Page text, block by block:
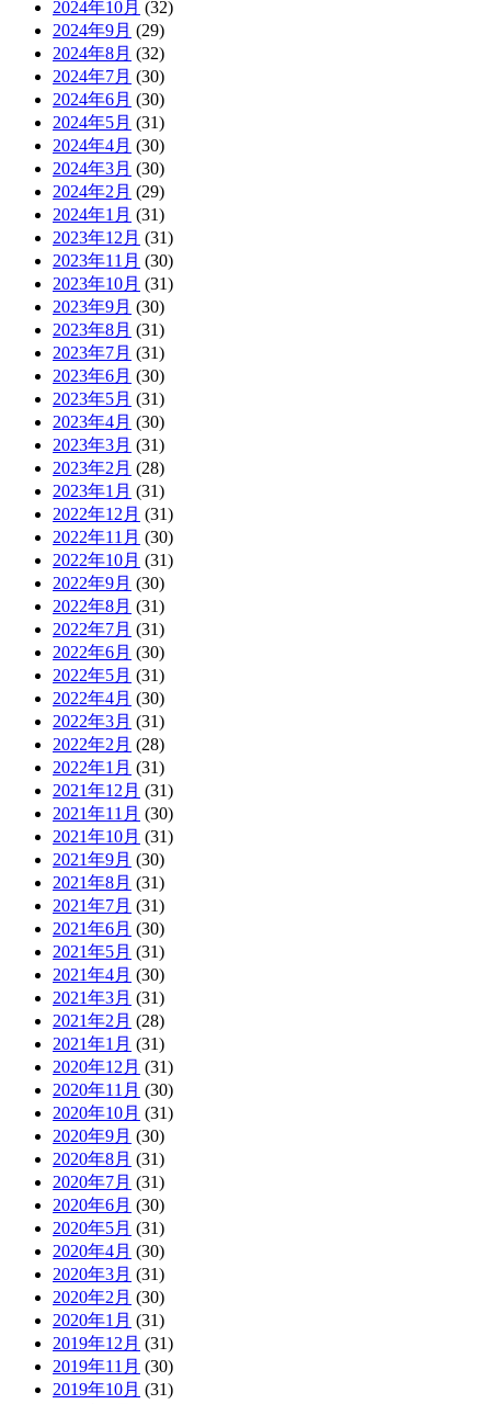
2024年10月 (32)
2024年9月 (29)
2024年8月 (32)
2024年7月 (30)
2024年6月 (30)
2024年5月 (31)
2024年4月 (30)
2024年3月 (30)
2024年2月 (29)
2024年1月 (31)
2023年12月 (31)
2023年11月 (30)
2023年10月 (31)
2023年9月 (30)
2023年8月 (31)
2023年7月 (31)
2023年6月 (30)
2023年5月 (31)
2023年4月 (30)
2023年3月 (31)
2023年2月 (28)
2023年1月 (31)
2022年12月 (31)
2022年11月 (30)
2022年10月 (31)
2022年9月 (30)
2022年8月 (31)
2022年7月 (31)
2022年6月 (30)
2022年5月 (31)
2022年4月 (30)
2022年3月 (31)
2022年2月 (28)
2022年1月 (31)
2021年12月 (31)
2021年11月 (30)
2021年10月 (31)
2021年9月 (30)
2021年8月 (31)
2021年7月 (31)
2021年6月 (30)
2021年5月 (31)
2021年4月 (30)
2021年3月 (31)
2021年2月 (28)
2021年1月 (31)
2020年12月 (31)
2020年11月 (30)
2020年10月 (31)
2020年9月 (30)
2020年8月 (31)
2020年7月 (31)
2020年6月 (30)
2020年5月 (31)
2020年4月 (30)
2020年3月 (31)
2020年2月 (30)
2020年1月 (31)
2019年12月 (31)
2019年11月 (30)
2019年10月 (31)